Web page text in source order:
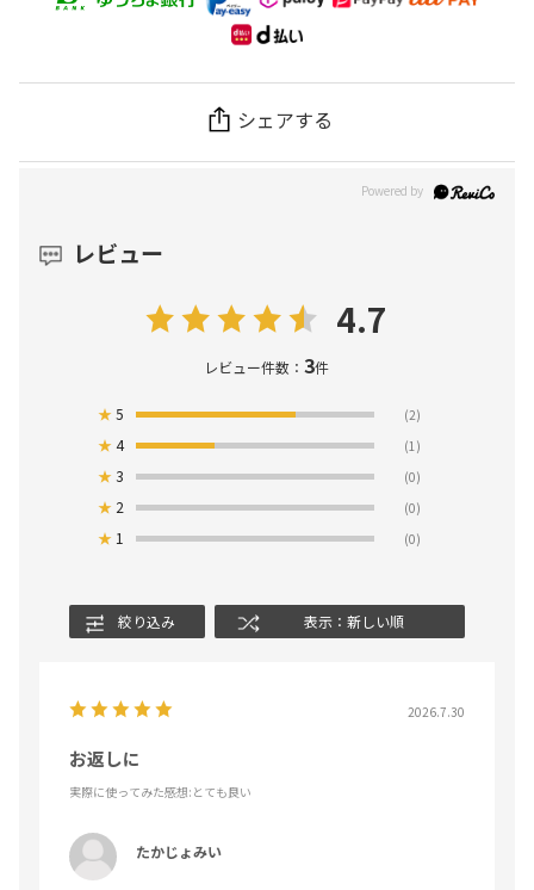
シェアする
レビュー
4.7
レビュー件数：3件
★5 (2)
★4 (1)
★3 (0)
★ 2 (0)
★ 1 (0)
絞り込み 表示：新しい順
2026.7.30
お返しに
実際に使ってみた感想:とても良い
たかじょみい